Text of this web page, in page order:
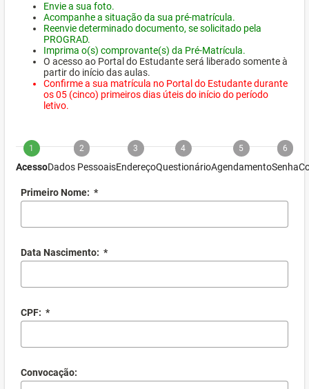
Envie a sua foto.
Acompanhe a situação da sua pré-matrícula.
Reenvie determinado documento, se solicitado pela
PROGRAD.
Imprima o(s) comprovante(s) da Pré-Matrícula.
O acesso ao Portal do Estudante será liberado somente à
partir do início das aulas.
Confirme a sua matrícula no Portal do Estudante durante
os 05 (cinco) primeiros dias úteis do início do período
letivo.
1
Acesso
2
Dados Pessoais
3
Endereço
4
Questionário
5
Agendamento
6
Senha
Primeiro Nome: *
Data Nascimento: *
CPF: *
Convocação: